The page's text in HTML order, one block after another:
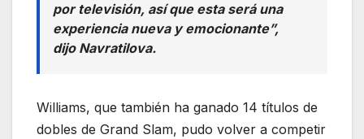
por televisión, así que esta será una
experiencia nueva y emocionante”,
dijo Navratilova.
Williams, que también ha ganado 14 títulos de
dobles de Grand Slam, pudo volver a competir